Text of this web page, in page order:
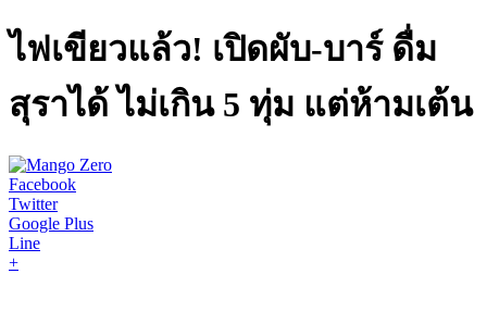
ไฟเขียวแล้ว! เปิดผับ-บาร์ ดื่ม
สุราได้ ไม่เกิน 5 ทุ่ม แต่ห้ามเต้น
Facebook
Twitter
Google Plus
Line
+